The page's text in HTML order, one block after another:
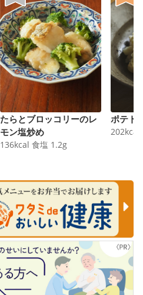
たらとブロッコリーのレ
モン塩炒め
136kcal 食塩 1.2g
ポテト
202kcal